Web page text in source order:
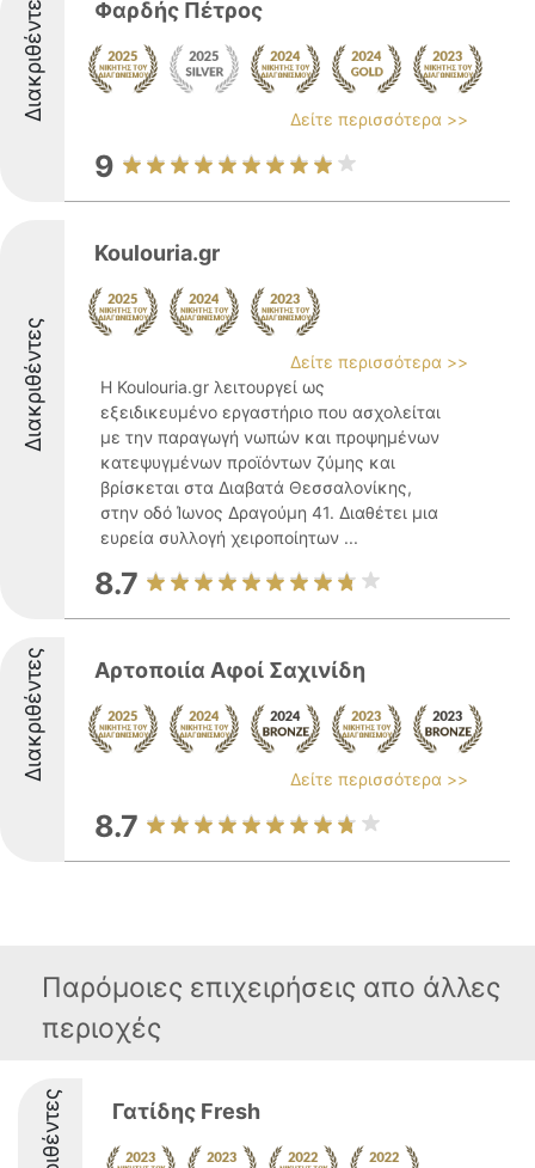
Διακριθέντες Φαρδής Πέτρος
Δείτε περισσότερα >>
9
Διακριθέντες
Koulouria.gr
Δείτε περισσότερα >>
Η Koulouria.gr λειτουργεί ως
εξειδικευμένο εργαστήριο που ασχολείται
με την παραγωγή νωπών και προψημένων
κατεψυγμένων προϊόντων ζύμης και
βρίσκεται στα Διαβατά Θεσσαλονίκης,
στην οδό Ίωνος Δραγούμη 41. Διαθέτει μια
ευρεία συλλογή χειροποίητων ...
8.7
Διακριθέντες Αρτοποιία Αφοί Σαχινίδη
Δείτε περισσότερα >>
8.7
Παρόμοιες επιχειρήσεις απο άλλες
περιοχές
Γατίδης Fresh